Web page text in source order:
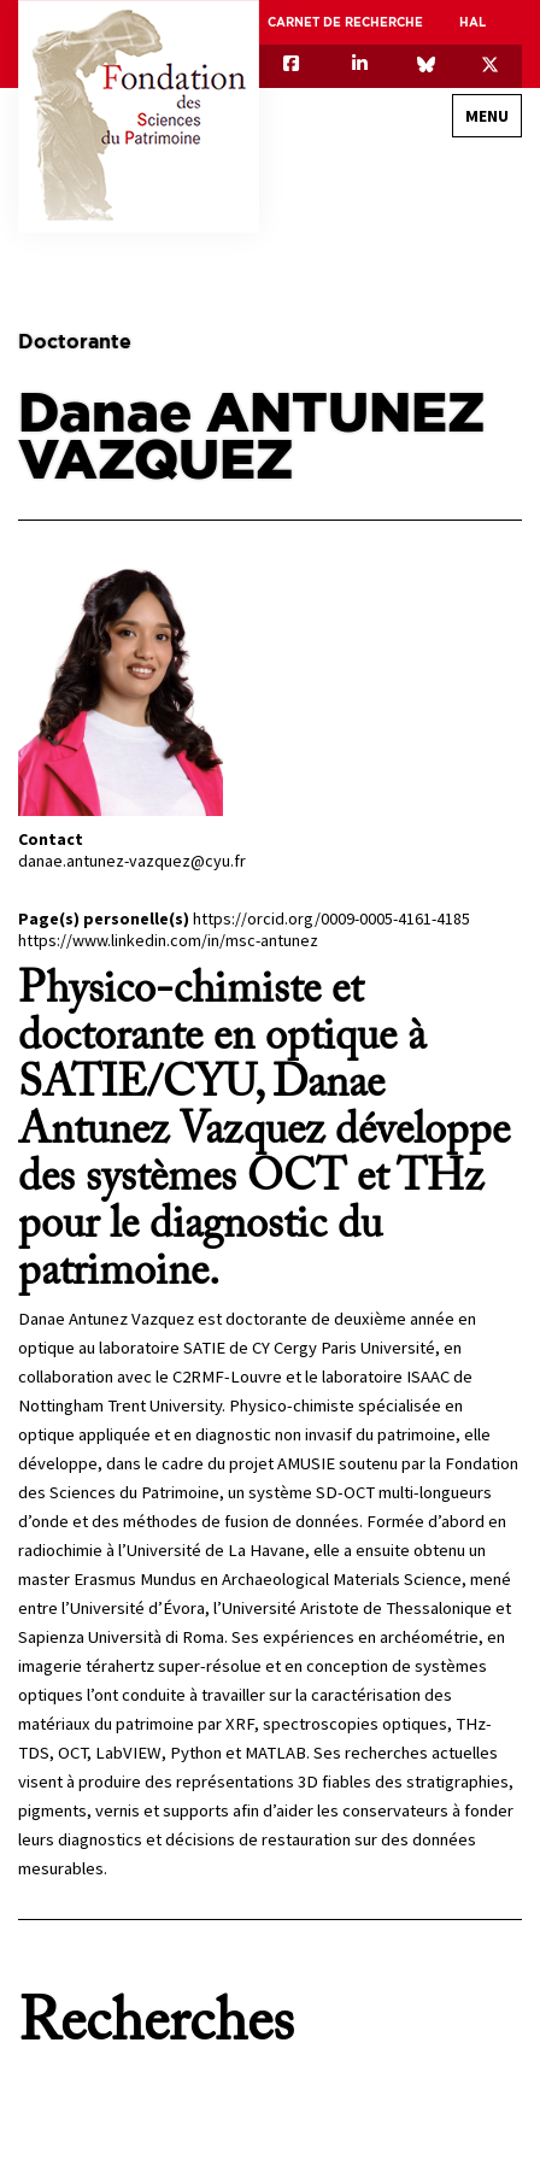
CARNET DE RECHERCHE HAL
MENU
ASSOCIATION DES JEUNES CHERCHEURS EN SCIENCES DU PATRIMOINE – AFJ2CSP
EQUIPEX PATRIMEX
EQUIPEX + ESPADON
Doctorante
Danae ANTUNEZ
VAZQUEZ
Contact
danae.antunez-vazquez@cyu.fr
Page(s) personelle(s) https://orcid.org/0009-0005-4161-4185
https://www.linkedin.com/in/msc-antunez
Physico-chimiste et
doctorante en optique à
SATIE/CYU, Danae
Antunez Vazquez développe
des systèmes OCT et THz
pour le diagnostic du
patrimoine.
Danae Antunez Vazquez est doctorante de deuxième année en
optique au laboratoire SATIE de CY Cergy Paris Université, en
collaboration avec le C2RMF-Louvre et le laboratoire ISAAC de
Nottingham Trent University. Physico-chimiste spécialisée en
optique appliquée et en diagnostic non invasif du patrimoine, elle
développe, dans le cadre du projet AMUSIE soutenu par la Fondation
des Sciences du Patrimoine, un système SD-OCT multi-longueurs
d’onde et des méthodes de fusion de données. Formée d’abord en
radiochimie à l’Université de La Havane, elle a ensuite obtenu un
master Erasmus Mundus en Archaeological Materials Science, mené
entre l’Université d’Évora, l’Université Aristote de Thessalonique et
Sapienza Università di Roma. Ses expériences en archéométrie, en
imagerie térahertz super-résolue et en conception de systèmes
optiques l’ont conduite à travailler sur la caractérisation des
matériaux du patrimoine par XRF, spectroscopies optiques, THz-
TDS, OCT, LabVIEW, Python et MATLAB. Ses recherches actuelles
visent à produire des représentations 3D fiables des stratigraphies,
pigments, vernis et supports afin d’aider les conservateurs à fonder
leurs diagnostics et décisions de restauration sur des données
mesurables.
Recherches